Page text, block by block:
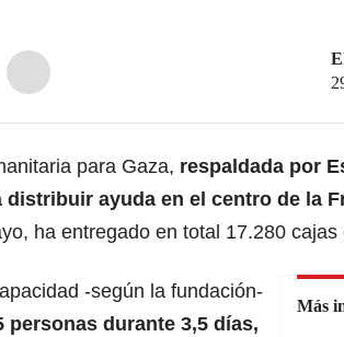
para Gaza, respaldada por
ayuda en el centro de la
ha entregado en total 17.280 cajas
Más
-según la fundación-
personas durante 3,5 días,